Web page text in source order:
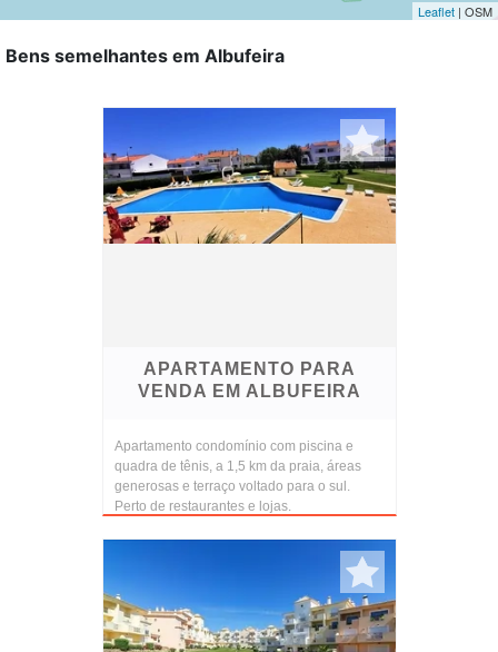
Leaflet | OSM
Bens semelhantes em Albufeira
APARTAMENTO PARA
VENDA EM ALBUFEIRA
Apartamento condomínio com piscina e
quadra de tênis, a 1,5 km da praia, áreas
generosas e terraço voltado para o sul.
Perto de restaurantes e lojas.